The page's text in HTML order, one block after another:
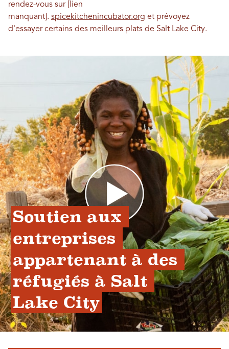
rendez-vous sur [lien
manquant]. spicekitchenincubator.org et prévoyez
d'essayer certains des meilleurs plats de Salt Lake City.
Soutien aux
entreprises
appartenant à des
réfugiés à Salt
Lake City